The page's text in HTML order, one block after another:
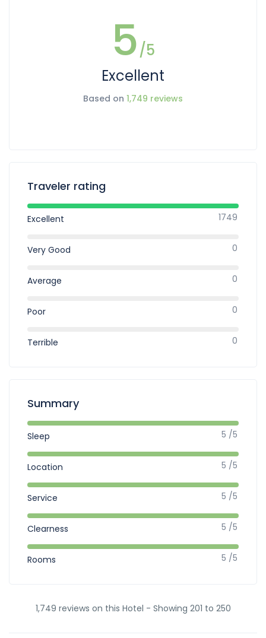
5/5
Excellent
Based on 1,749 reviews
Traveler rating
Excellent 1749
Very Good 0
Average 0
Poor 0
Terrible 0
Summary
Sleep 5 /5
Location 5 /5
Service 5 /5
Clearness 5 /5
Rooms 5 /5
1,749 reviews on this Hotel - Showing 201 to 250